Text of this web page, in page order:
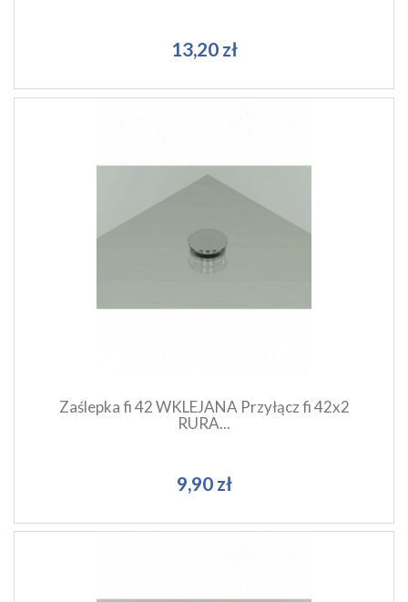
13,20 zł
Szybki podgląd produktu
Dodaj do koszyka
Zaślepka fi 42 WKLEJANA Przyłącz fi 42x2
RURA...
9,90 zł